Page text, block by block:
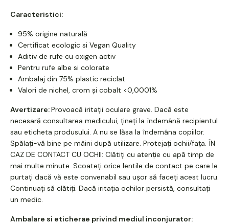
Caracteristici:
95% origine naturală
Certificat ecologic si Vegan Quality
Aditiv de rufe cu oxigen activ
Pentru rufe albe si colorate
Ambalaj din 75% plastic reciclat
Valori de nichel, crom și cobalt <0,0001%
Avertizare:Provoacă iritații oculare grave. Dacă este
necesară consultarea medicului, țineți la îndemână recipientul
sau eticheta produsului. A nu se lăsa la îndemâna copiilor.
Spălați-vă bine pe mâini după utilizare. Protejați ochii/fața. ÎN
CAZ DE CONTACT CU OCHII: Clătiți cu atenție cu apă timp de
mai multe minute. Scoateți orice lentile de contact pe care le
purtați dacă vă este convenabil sau ușor să faceți acest lucru.
Continuați să clătiți. Dacă iritația ochilor persistă, consultați
un medic.
Ambalare si eticherae privind mediul inconjurator: